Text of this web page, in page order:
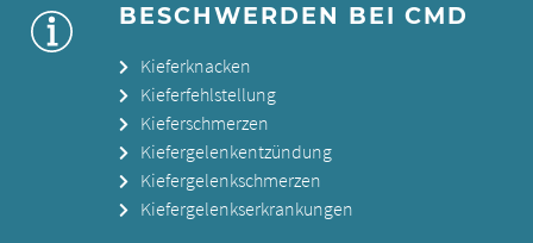
BESCHWERDEN BEI CMD
Kieferknacken
Kieferfehlstellung
Kieferschmerzen
Kiefergelenkentzündung
Kiefergelenkschmerzen
Kiefergelenkserkrankungen